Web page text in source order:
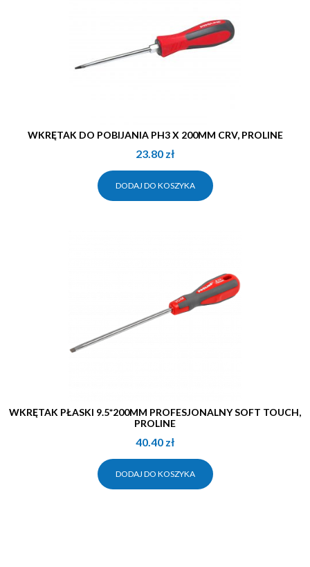
WKRĘTAK DO POBIJANIA PH3 X 200MM CRV, PROLINE
23.80 zł
DODAJ DO KOSZYKA
WKRĘTAK PŁASKI 9.5*200MM PROFESJONALNY SOFT TOUCH,
PROLINE
40.40 zł
DODAJ DO KOSZYKA